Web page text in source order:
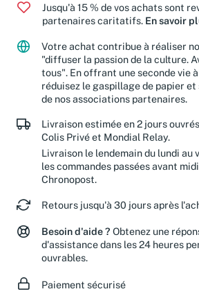
Jusqu'à 15 % de vos achats sont
partenaires caritatifs. En savoir
Votre achat contribue à réaliser
"diffuser la passion de la culture.
tous". En offrant une seconde vie
réduisez le gaspillage de papier
de nos associations partenaires.
Livraison estimée en 2 jours
Colis Privé et Mondial Relay.
Livraison le lendemain du lundi au
les commandes passées avant
Chronopost.
Retours jusqu'à 30 jours après
Besoin d'aide ? Obtenez une
d'assistance dans les 24 heures
ouvrables.
Paiement sécurisé